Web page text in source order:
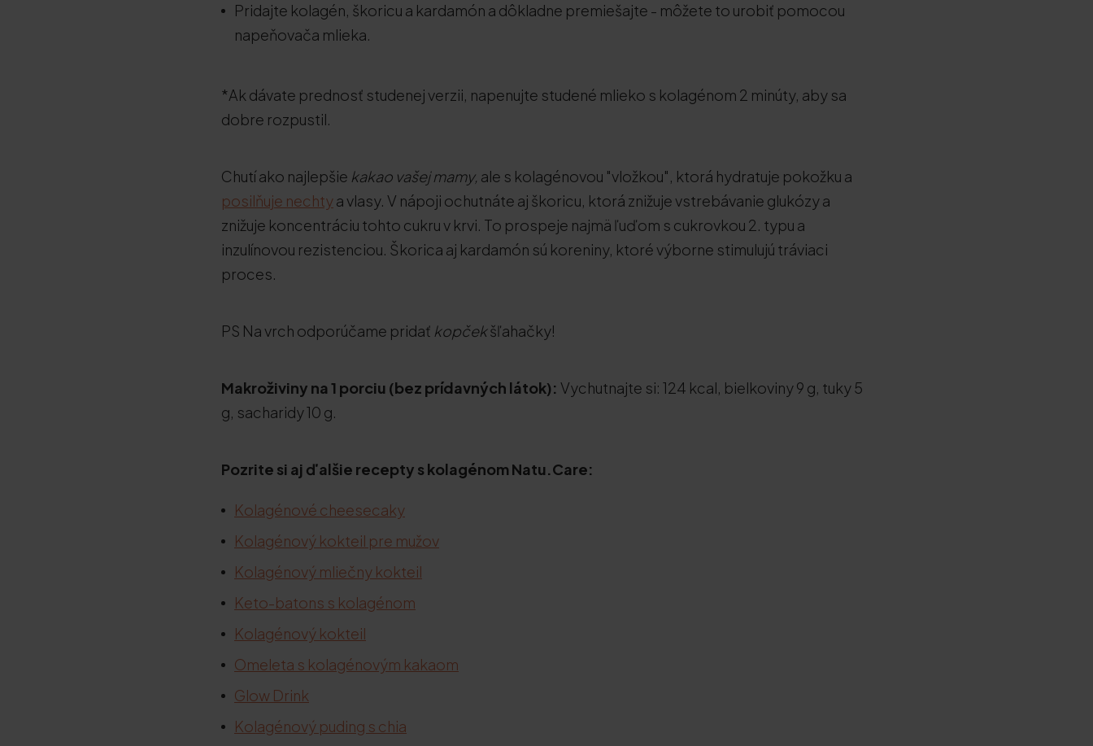
Pridajte kolagén, škoricu a kardamón a dôkladne premiešajte - môžete to urobiť pomocou
napeňovača mlieka.
*Ak dávate prednosť studenej verzii, napenujte studené mlieko s kolagénom 2 minúty, aby sa
dobre rozpustil.
Chutí ako najlepšie kakao vašej mamy, ale s kolagénovou "vložkou", ktorá hydratuje pokožku a
posilňuje nechtya vlasy. V nápoji ochutnáte aj škoricu, ktorá znižuje vstrebávanie glukózy a
znižuje koncentráciu tohto cukru v krvi. To prospeje najmä ľuďom s cukrovkou 2. typu a
inzulínovou rezistenciou. Škorica aj kardamón sú koreniny, ktoré výborne stimulujú tráviaci
proces.
PS Na vrch odporúčame pridať kopčekšľahačky!
Makroživiny na 1 porciu (bez prídavných látok): Vychutnajte si: 124 kcal, bielkoviny 9 g, tuky 5
g, sacharidy 10 g.
Pozrite si aj ďalšie recepty s kolagénom Natu.Care:
Kolagénové cheesecaky
Kolagénový kokteil pre mužov
Kolagénový mliečny kokteil
Keto-batons s kolagénom
Kolagénový kokteil
Omeleta s kolagénovým kakaom
Glow Drink
Kolagénový puding s chia